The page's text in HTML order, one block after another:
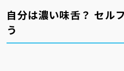
自分は濃い味舌？ セル
う